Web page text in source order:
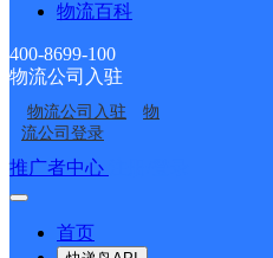
物流百科
400-8699-100
物流公司入驻
物流公司入驻
物
流公司登录
推广者中心
首页
ID15665
德钦县奔子栏镇合作点
ID15665
拖顶邮政所
佛山邮政所
燕门乡邮政所
接口API
API接口 DEMO下载